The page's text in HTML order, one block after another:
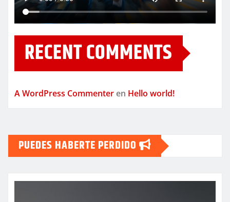
RECENT COMMENTS
A WordPress Commenter en Hello world!
PUEDES HABERTE PERDIDO